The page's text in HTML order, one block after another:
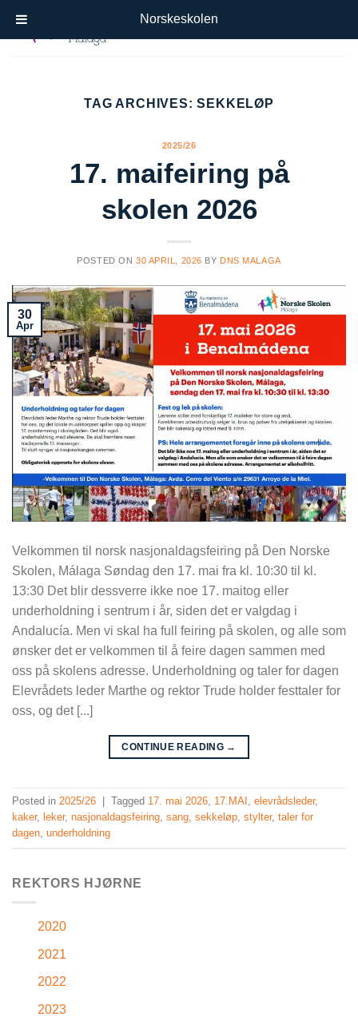
TAG ARCHIVES:SEKKELØP
2025/26
17. maifeiring på
skolen 2026
POSTED ON 30 APRIL, 2026 BY DNS MALAGA
30
Apr
Velkommen til norsk nasjonaldagsfeiring på Den Norske
Skolen, Málaga Søndag den 17. mai fra kl. 10:30 til kl.
13:30 Det blir dessverre ikke noe 17. maitog eller
underholdning i sentrum i år, siden det er valgdag i
Andalucía. Men vi skal ha full feiring på skolen, og alle som
ønsker det er velkommen til å feire dagen sammen med
oss på skolens adresse. Underholdning og taler for dagen
Elevrådets leder Marthe og rektor Trude holder festtaler for
oss, og det [...]
CONTINUE READING →
Posted in 2025/26 Tagged 17. mai 2026, 17.MAI , elevrådsleder,
kaker, leker, nasjonaldagsfeiring, sang, sekkeløp, stylter, taler for
dagen, underholdning
REKTORS HJØRNE
2020
2021
2022
2023
Norskeskolen